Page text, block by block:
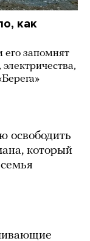
как
запомнят
освободить
который